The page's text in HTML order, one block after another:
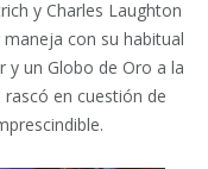
y Charles Laughton
con su habitual
y un Globo de Oro a la
en cuestión de